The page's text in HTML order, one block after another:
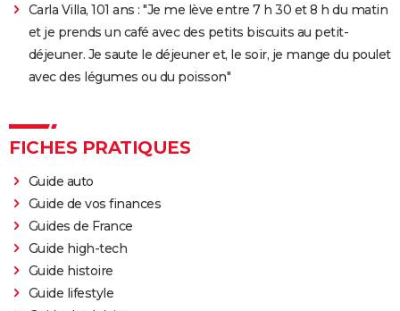
Carla Villa, 101 ans : "Je me lève entre 7 h 30 et 8 h du matin
et je prends un café avec des petits biscuits au petit-
déjeuner. Je saute le déjeuner et, le soir, je mange du poulet
avec des légumes ou du poisson"
FICHES PRATIQUES
Guide auto
Guide de vos finances
Guides de France
Guide high-tech
Guide histoire
Guide lifestyle